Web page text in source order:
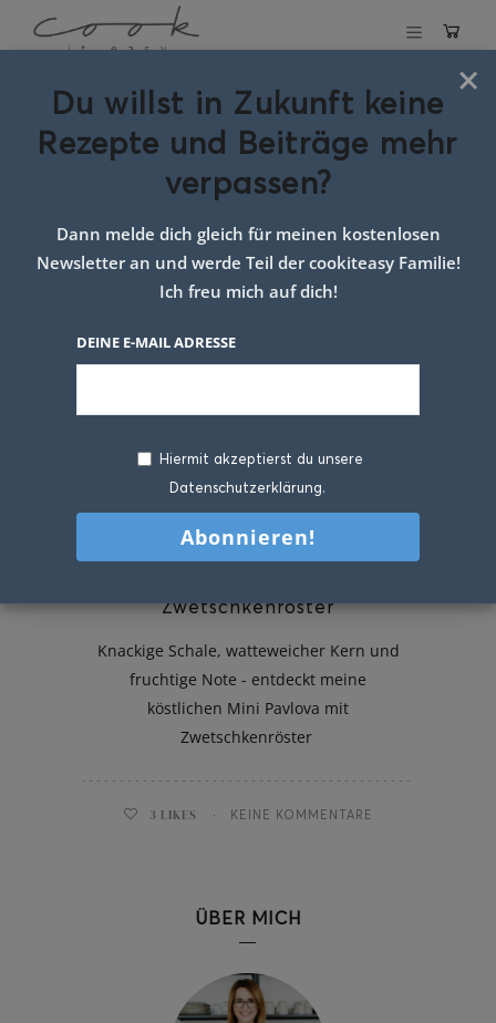
Schlagwort:
pavlova mit
zwetschken
Zwetschkenröster
Knackige Schale, watteweicher Kern und
fruchtige Note - entdeckt meine
köstlichen Mini Pavlova mit
Zwetschkenröster
3 LIKES KEINE KOMMENTARE
ÜBER MICH
×
Du willst in Zukunft keine
Rezepte und Beiträge mehr
verpassen?
Dann melde dich gleich für meinen kostenlosen
Newsletter an und werde Teil der cookiteasy Familie!
Ich freu mich auf dich!
DEINE E-MAIL ADRESSE
Hiermit akzeptierst du unsere
Datenschutzerklärung.